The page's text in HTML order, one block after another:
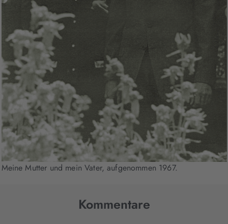
Meine Mutter und mein Vater, aufgenommen 1967.
Kommentare